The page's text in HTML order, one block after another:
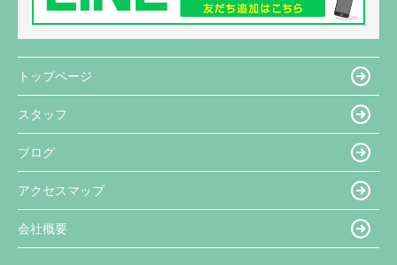
トップページ
スタッフ
ブログ
アクセスマップ
会社概要